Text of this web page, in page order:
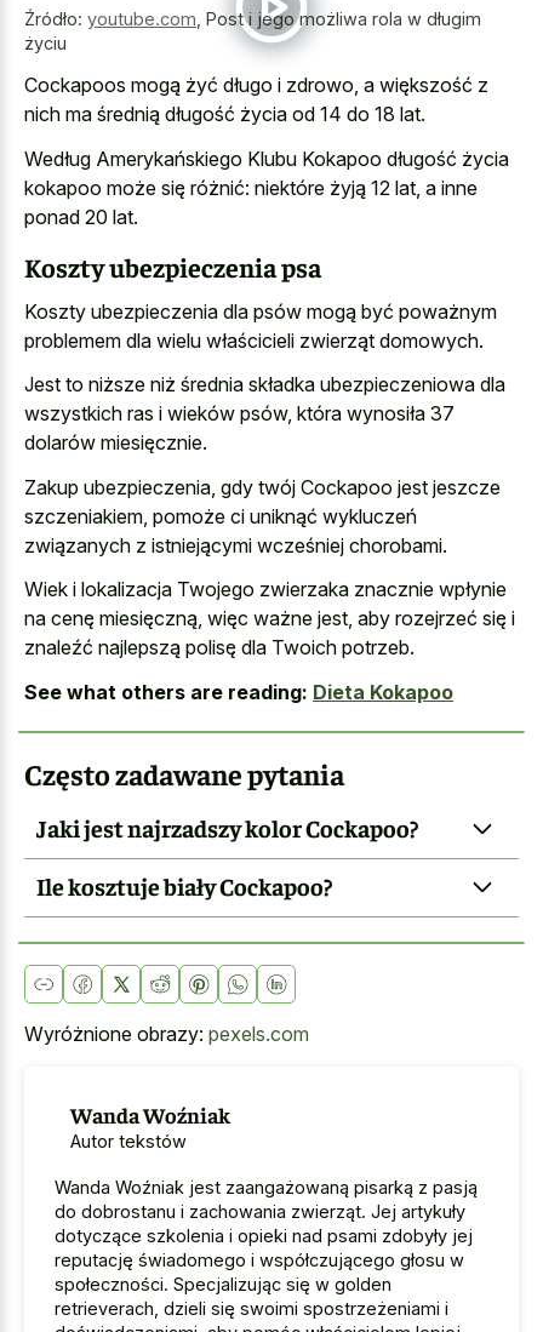
Źródło: youtube.com Post i jego możliwa rola w długim
życiu
Cockapoos mogą żyć długo i zdrowo, a większość z
nich ma średnią długość życia od 14 do 18 lat.
Według Amerykańskiego Klubu Kokapoo długość życia
kokapoo może się różnić: niektóre żyją 12 lat, a inne
ponad 20 lat.
Koszty ubezpieczenia psa
Koszty ubezpieczenia dla psów mogą być poważnym
problemem dla wielu właścicieli zwierząt domowych.
Jest to niższe niż średnia składka ubezpieczeniowa dla
wszystkich ras i wieków psów, która wynosiła 37
dolarów miesięcznie.
Zakup ubezpieczenia, gdy twój Cockapoo jest jeszcze
szczeniakiem, pomoże ci uniknąć wykluczeń
związanych z istniejącymi wcześniej chorobami.
Wiek i lokalizacja Twojego zwierzaka znacznie wpłynie
na cenę miesięczną, więc ważne jest, aby rozejrzeć się i
znaleźć najlepszą polisę dla Twoich potrzeb.
See what others are reading: Dieta Kokapoo
Często zadawane pytania
Jaki jest najrzadszy kolor Cockapoo?
Ile kosztuje biały Cockapoo?
Wyróżnione obrazy: pexels.com
Wanda Woźniak
Autor tekstów
Wanda Woźniak jest zaangażowaną pisarką z pasją
do dobrostanu i zachowania zwierząt. Jej artykuły
dotyczące szkolenia i opieki nad psami zdobyły jej
reputację świadomego i współczującego głosu w
społeczności. Specjalizując się w golden
retrieverach, dzieli się swoimi spostrzeżeniami i